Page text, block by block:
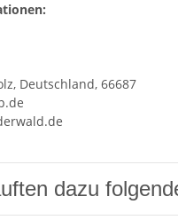
Deutschland, 66687
dazu